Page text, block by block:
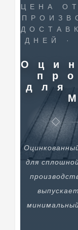
ЦЕНА
ДНЕЙ ·
для
для